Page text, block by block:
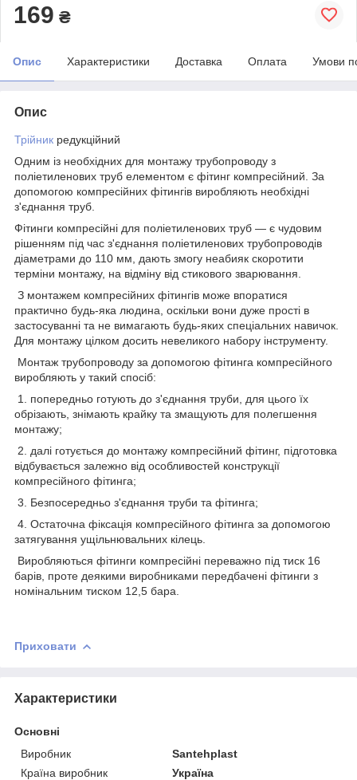
169 ₴
Опис Характеристики Доставка Оплата Умови
Опис
Трійник редукційний
Одним із необхідних для монтажу трубопроводу з
поліетиленових труб елементом є фітинг компресійний. За
допомогою компресійних фітингів виробляють необхідні
з'єднання труб.
Фітинги компресійні для поліетиленових труб — є чудовим
рішенням під час з'єднання поліетиленових трубопроводів
діаметрами до 110 мм, дають змогу неабияк скоротити
терміни монтажу, на відміну від стикового зварювання.
З монтажем компресійних фітингів може впоратися
практично будь-яка людина, оскільки вони дуже прості в
застосуванні та не вимагають будь-яких спеціальних навичок.
Для монтажу цілком досить невеликого набору інструменту.
Монтаж трубопроводу за допомогою фітинга компресійного
виробляють у такий спосіб:
1. попередньо готують до з'єднання труби, для цього їх
обрізають, знімають крайку та змащують для полегшення
монтажу;
2. далі готується до монтажу компресійний фітинг, підготовка
відбувається залежно від особливостей конструкції
компресійного фітинга;
3. Безпосередньо з'єднання труби та фітинга;
4. Остаточна фіксація компресійного фітинга за допомогою
затягування ущільнювальних кілець.
Виробляються фітинги компресійні переважно під тиск 16
барів, проте деякими виробниками передбачені фітинги з
номінальним тиском 12,5 бара.
Приховати
Характеристики
Основні
Виробник
Santehplast
Країна виробник
Україна